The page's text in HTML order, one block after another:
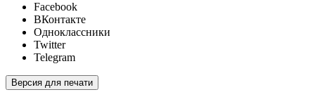
Facebook
ВКонтакте
Одноклассники
Twitter
Telegram
Версия для печати